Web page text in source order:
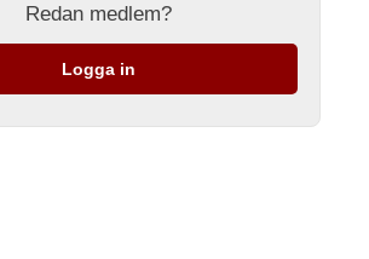
Redan medlem?
Logga in